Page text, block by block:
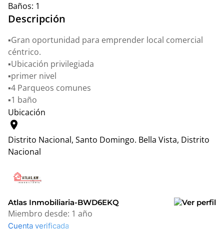
Baños: 1
Descripción
▪️Gran oportunidad para emprender local comercial
céntrico.
▪️Ubicación privilegiada
▪️primer nivel
▪️4 Parqueos comunes
▪️1 baño
Ubicación
location_on
Distrito Nacional, Santo Domingo. Bella Vista, Distrito
Nacional
+
−
Atlas Inmobiliaria-BWD6EKQ
Miembro desde: 1 año
Cuenta verificada